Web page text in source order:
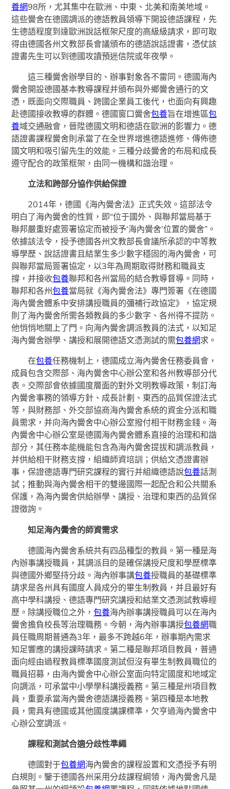
養網98所，尤其集中在歐洲、中東、北美和南美地域。
這些黌舍在德國調派的德語教員領導下開設德語課程，先
生德語程度到達歐洲說話框架尺度的高級級請求，即可取
得由德國各州文教部長會議頒布的德語說話證書，憑仗該
證書先生可以到德國攻讀預迷信院或年夜學。
這三種黌舍辦學目的、辦事對象各不雷同。德國海內
黌舍開設德國基本教導課程并頒布與外鄉黌舍通行的文
憑，既面向交際職員、跨國企業員工後代，也面向有興趣
赴德國接收教導的群體。德國窗口黌舍包養旨在增進區包
養域交通融會，晉陞德國文明和德語在歐洲的影響力。德
語證書課程黌舍則承當了在全世界增進德語進修、傳佈德
國文明和吸引留先生的效能。三種分歧黌舍的布局和成長
遵守配合的政策框架，由同一機構和諧治理。
立法和跨部分協作供給保證
2014年，德國《海內黌舍法》正式失效。這部法令
明白了海內黌舍的性質，即“位于國外、與聯邦當局基于
聯邦嚴重好處簽署協定而被授予‘海內黌舍’位置的黌舍”。
依據該法令，授予德國各州文教部長會議所承認的中等教
導學歷、說話證書且結業生多少數字穩固的海內黌舍，可
與聯邦當局簽署協定，以3年為周期取得財務和職員支
撐，并接收包養聯邦和各州當局的結合教導督導。同時，
聯邦和各州包養當局就《海內黌舍法》專門簽署《在德國
海內黌舍體系中安排講授職員的彌補行政協定》，協定規
則了海內黌舍所需各類教員的多少數字、各州得不提防。
他悄悄地關上了門。向海內黌舍調派教員的法式，以知足
海內黌舍辦學、講授和展開德語文憑測試的需包養網求。
在包養任務機制上，德國成立海內黌舍任務委員會，
成員包含交際部、海內黌舍中心辦公室和各州教導部分代
表。交際部會依據國度層面的對外文明教導政策，制訂海
內黌舍事務的領導方針、成長計劃、東西的品質保證法式
等，與財務部、外交部協商海內黌舍系統的資金分派和職
員需求，并向海內黌舍中心辦公室撥付相干財務金錢。海
內黌舍中心辦公室是德國海內黌舍體系直接的治理和和諧
部分，其任務本能機能包含為海內黌舍提拔和調派教員，
并供給相干財務支撐，組織師資培訓；供給文憑證書辦
事，保證德語專門研究課程的實行并組織德語說包養話測
試；推動與海內黌舍相干的雙邊國際一起配合和公共關系
保護，為海內黌舍供給辦學、講授、治理和東西的品質保
證徵詢。
知足海內黌舍的師資需求
德國海內黌舍系統共有四品種型的教員。第一種是海
內辦事講授職員，其調派目的是確保講授尺度和學歷標準
與德國外鄉堅持分歧。海內辦事講包養授職員的基礎標準
請求是各州具有國度人員成分的畢生制教員，并且最好有
高中學科講授、德語專門研究講授和結業文憑測試教導經
歷。除講授職位之外，包養海內辦事講授職員可以在海內
黌舍擔負校長等治理職務。今朝，海內辦事講授包養網職
員任職周期普通為3年，最多不跨越6年，辦事期內需求
知足響應的講授課時請求。第二種是聯邦項目教員，普通
面向經由過程教員標準國度測試但沒有畢生制教員職位的
職員招募，由海內黌舍中心辦公室面向特定國度和地域定
向調派，可承當中小學學科講授義務。第三種是州項目教
員，重要承當海內黌舍德語講授義務。第四種是本地教
員，需具有德國或其他國度講課標準，欠亨過海內黌舍中
心辦公室調派。
課程和測試合適分歧性準繩
德國對于包養網海內黌舍的課程設置和文憑授予有明
白規則。鑒于德國各州采用分歧課程綱領，海內黌舍凡是